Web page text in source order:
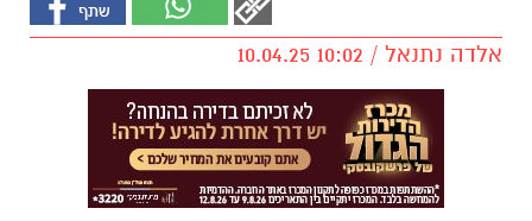
אלדה נתנאל / 10:02 10.04.25